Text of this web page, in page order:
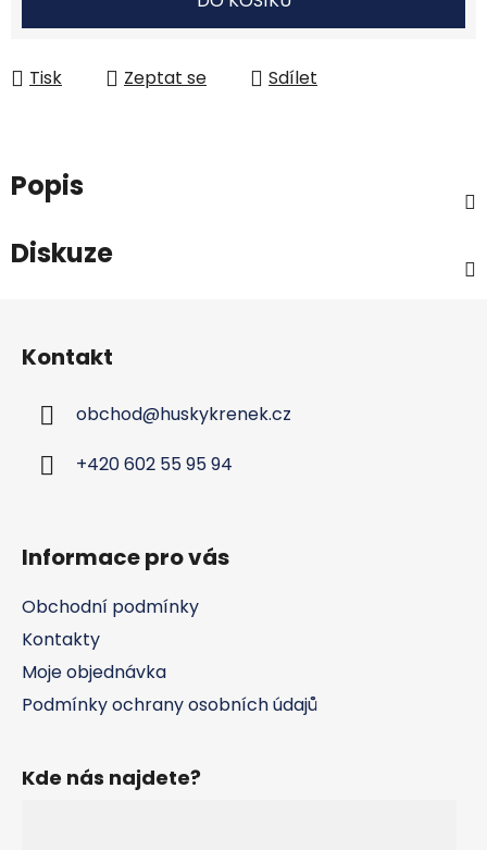
Tisk Zeptat se Sdílet
Popis
Diskuze
Kontakt
obchod@huskykrenek.cz
+420 602 55 95 94
Informace pro vás
Obchodní podmínky
Kontakty
Moje objednávka
Podmínky ochrany osobních údajů
Kde nás najdete?